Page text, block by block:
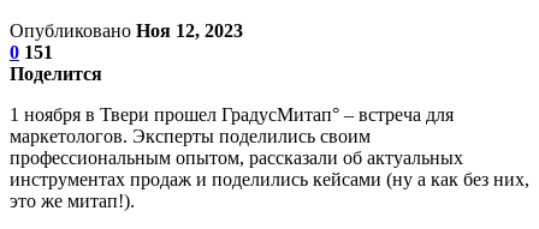
Опубликовано Ноя 12, 2023
0 151
Поделится
1 ноября в Твери прошел ГрадусМитап° – встреча для
маркетологов. Эксперты поделились своим
профессиональным опытом, рассказали об актуальных
инструментах продаж и поделились кейсами (ну а как без них,
это же митап!).